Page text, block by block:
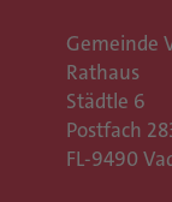
Gemeinde
Rathaus
Städtle 6
Postfach
FL-9490